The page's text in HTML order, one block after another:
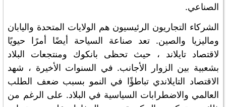
الصناعي.
الشركاء التجاريون الرئيسيون هم الولايات المتحدة واليابان
وماليزيا والصين. تعد صناعة السياحة أيضًا أمرًا حيويًا
لاقتصاد تايلاند ، حيث تحظى بانكوك ومنتجعات البلاد
بشعبية بين الزوار الأجانب. في السنوات الأخيرة ، شهد
الاقتصاد التايلاندي تباطؤًا في النمو بسبب ضعف الطلب
العالمي والاضطرابات السياسية في البلاد. على الرغم من